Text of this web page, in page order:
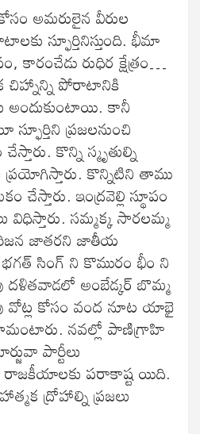
అమరులైన వీరుల
స్ఫూర్తినిస్తుంది. భీమా
కారంచేడు రుధిర క్షేత్రం…
పోరాటానికి
అందుకుంటాయి. కానీ
ప్రజలనుంచి
కొన్ని స్మృతుల్ని
కొన్నిటిని తాము
ఇంద్రవెల్లి స్థూపం
విధిస్తారు. సమ్మక్క సారలమ్మ
జాతరని జాతీయ
భగత్ సింగ్ ని కొమురం భీం ని
దళితవాడలో అంబేడ్కర్ బొమ్మ
వోట్ల కోసం వంద నూట యాభై
నవల్లో పాణిగ్రాహి
పార్టీలు
రాజకీయాలకు పరాకాష్ట యిది.
ద్రోహాల్ని ప్రజలు